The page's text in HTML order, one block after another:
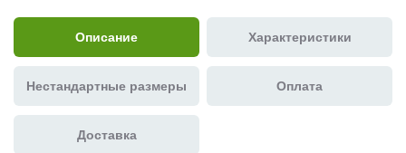
Описание Характеристики
Нестандартные размеры Оплата
Доставка